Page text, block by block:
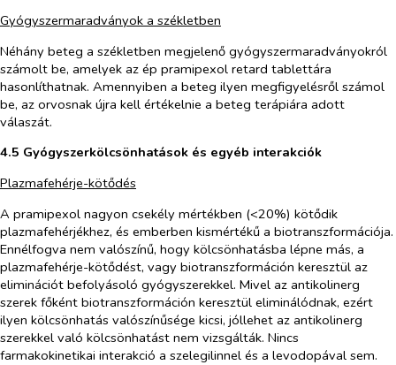
Gyógyszermaradványok a székletben
Néhány beteg a székletben megjelenő gyógyszermaradványokról
számolt be, amelyek az ép pramipexol retard tablettára
hasonlíthatnak. Amennyiben a beteg ilyen megfigyelésről számol
be, az orvosnak újra kell értékelnie a beteg terápiára adott
válaszát.
4.5 Gyógyszerkölcsönhatások és egyéb interakciók
Plazmafehérje-kötődés
A pramipexol nagyon csekély mértékben (<20%) kötődik
plazmafehérjékhez, és emberben kismértékű a biotranszformációja.
Ennélfogva nem valószínű, hogy kölcsönhatásba lépne más, a
plazmafehérje-kötődést, vagy biotranszformáción keresztül az
eliminációt befolyásoló gyógyszerekkel. Mivel az antikolinerg
szerek főként biotranszformáción keresztül eliminálódnak, ezért
ilyen kölcsönhatás valószínűsége kicsi, jóllehet az antikolinerg
szerekkel való kölcsönhatást nem vizsgálták. Nincs
farmakokinetikai interakció a szelegilinnel és a levodopával sem.